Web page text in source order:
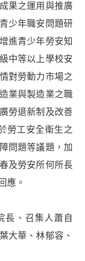
果之運用與推廣
少年職安問題研
進青少年勞安知
中等以上學校安
對勞動力市場之
業與製造業之職
勞退新制及改善
勞工安全衛生之
問題等議題，加
及勞安所何所長
應。
長、召集人蕭自
大華、林郁容、